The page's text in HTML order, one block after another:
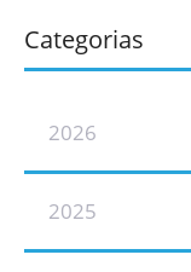
Categorias
2026
2025